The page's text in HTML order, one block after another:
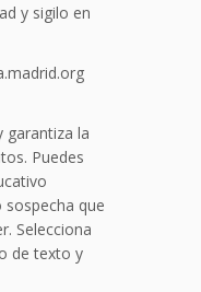
y sigilo en
garantiza la
Puedes
sospecha que
Selecciona
de texto y